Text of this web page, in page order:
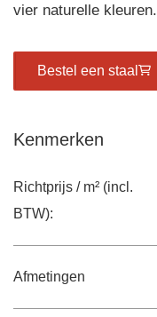
vier naturelle kleuren.
Bestel een staal
Kenmerken
Richtprijs / m² (incl.
BTW):
Afmetingen